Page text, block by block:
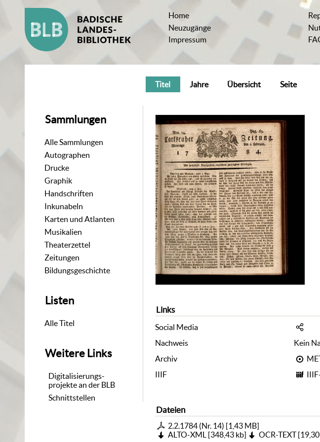
Home
Neuzugänge
Impressum
Sammlungen
Alle Sammlungen
Autographen
Drucke
Graphik
Handschriften
Inkunabeln
Karten und Atlanten
Musikalien
Theaterzettel
Zeitungen
Bildungsgeschichte
Listen
Alle Titel
Weitere Links
Digitalisierungs-
projekte an der BLB
Schnittstellen
Titel Jahre Übersicht Seite
Links
Social Media
Nachweis
Kein
Archiv
IIIF
Dateien
2.2.1784 (Nr. 14) [1,43 MB]
ALTO-XML
[348,43 kb] OCR-TEXT[